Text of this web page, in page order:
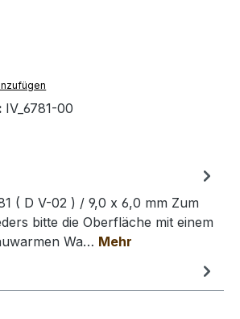
IV_6781-00
( D V-02 ) / 9,0 x 6,0 mm Zum
bitte die Oberfläche mit einem
Wa… Mehr